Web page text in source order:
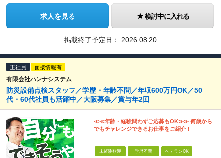
求人を見る 検討中に入れる
掲載終了予定日： 2026.08.20
正社員 面接情報有
有限会社ハンナシステム
防災設備点検スタッフ／学歴・年齢不問／年収600万円OK／50
代・60代社員も活躍中／大阪募集／賞与年2回
≪≪年齢・経験問わずご応募もOK≫≫ 何歳から
でもチャレンジできるお仕事をご紹介！
未経験歓迎 学歴不問 ベテランOK